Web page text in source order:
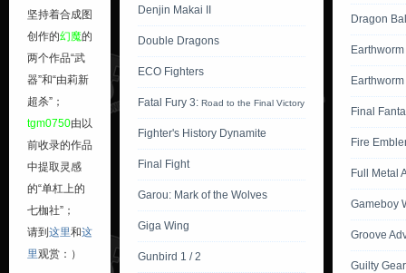
坚持着合成图
创作的幻魔的
两个作品“武
器”和“由莉新
超杀”；
tgm0750由以
前收录的作品
中提取灵感
的“单杠上的
七枷社”；
请到这里和这
里观赏：）
Denjin Makai II
Double Dragons
ECO Fighters
Fatal Fury 3: Road to the Final Victory
Fighter's History Dynamite
Final Fight
Garou: Mark of the Wolves
Giga Wing
Gunbird 1 / 2
Dragon
Final
Fire
Full Metal
Gameboy
Groove
Guilty